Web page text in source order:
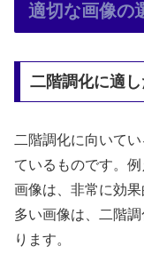
適切な画像の
二階調化に適
二階調化に向いて
ているものです。
画像は、非常に効
多い画像は、二階
ります。